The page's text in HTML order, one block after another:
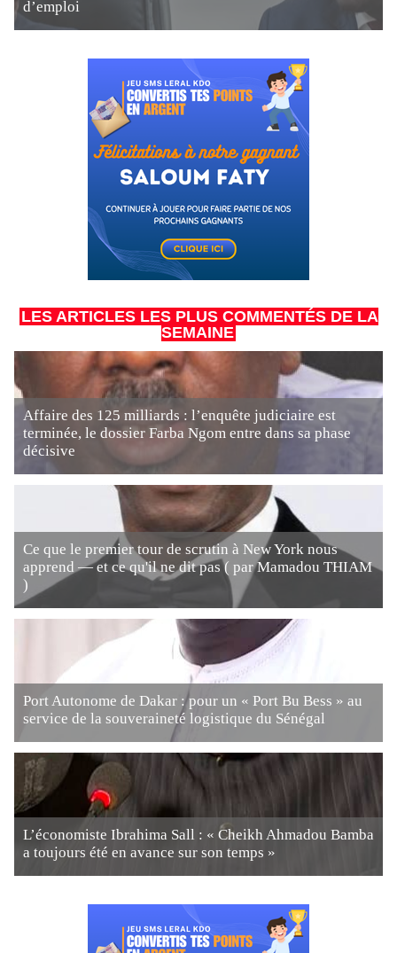
d’emploi
LES ARTICLES LES PLUS COMMENTÉS DE LA
SEMAINE
Affaire des 125 milliards : l’enquête judiciaire est
terminée, le dossier Farba Ngom entre dans sa phase
décisive
Ce que le premier tour de scrutin à New York nous
apprend — et ce qu'il ne dit pas ( par Mamadou THIAM
)
Port Autonome de Dakar : pour un « Port Bu Bess » au
service de la souveraineté logistique du Sénégal
L’économiste Ibrahima Sall : « Cheikh Ahmadou Bamba
a toujours été en avance sur son temps »